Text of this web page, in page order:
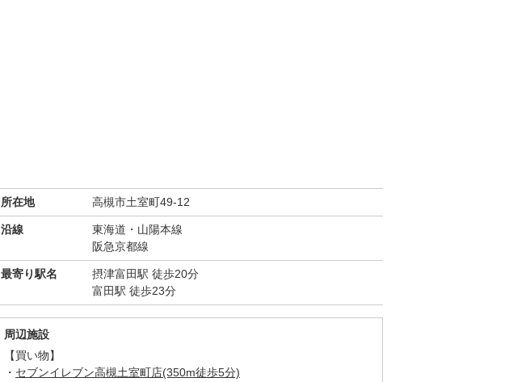
所在地 高槻市土室町49-12
沿線
東海道・山陽本線
阪急京都線
最寄り駅名
摂津富田駅 徒歩20分
富田駅 徒歩23分
周辺施設
【買い物】
・ セブンイレブン高槻土室町店(350m徒歩5分)